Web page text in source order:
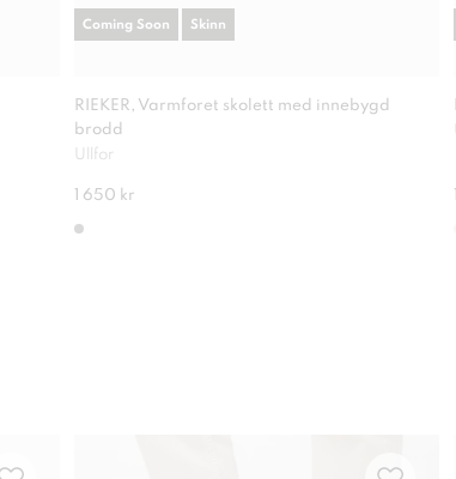
RIEKER, Varmforet skolett med innebygd
brodd
Ullfor
1 650 kr
Coming Soon Skinn